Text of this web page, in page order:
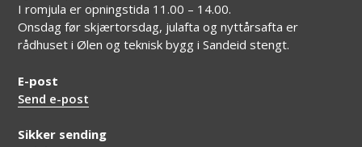
I romjula er opningstida 11.00 – 14.00.
Onsdag før skjærtorsdag, julafta og nyttårsafta er
rådhuset i Ølen og teknisk bygg i Sandeid stengt.
E-post
Send e-post
Sikker sending